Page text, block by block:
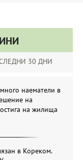
30 ДНИ
наематели в
на
на жилища
в Кореком.